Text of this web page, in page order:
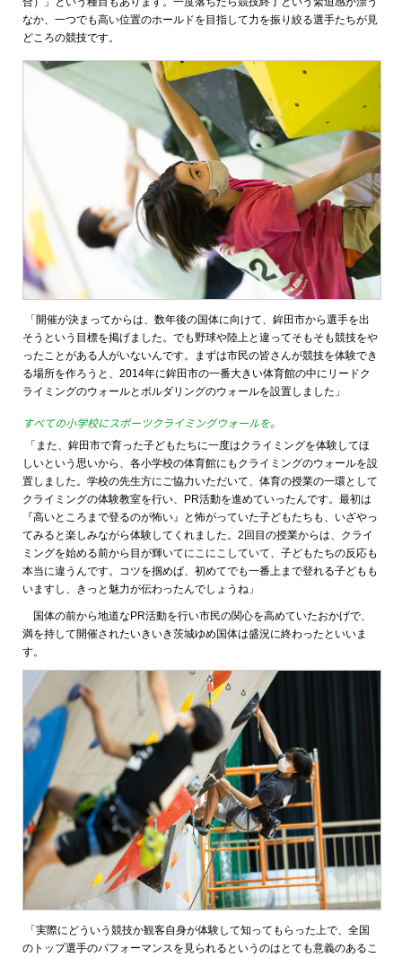
なか、一つでも高い位置のホールドを目指して力を振り絞る選手たちが見
どころの競技です。
「開催が決まってからは、数年後の国体に向けて、鉾田市から選手を出
そうという目標を掲げました。でも野球や陸上と違ってそもそも競技をや
ったことがある人がいないんです。まずは市民の皆さんが競技を体験でき
る場所を作ろうと、2014年に鉾田市の一番大きい体育館の中にリードク
ライミングのウォールとボルダリングのウォールを設置しました」
すべての小学校にスポーツクライミングウォールを。
「また、鉾田市で育った子どもたちに一度はクライミングを体験してほ
しいという思いから、各小学校の体育館にもクライミングのウォールを設
置しました。学校の先生方にご協力いただいて、体育の授業の一環として
クライミングの体験教室を行い、PR活動を進めていったんです。最初は
『高いところまで登るのが怖い』と怖がっていた子どもたちも、いざやっ
てみると楽しみながら体験してくれました。2回目の授業からは、クライ
ミングを始める前から目が輝いてにこにこしていて、子どもたちの反応も
本当に違うんです。コツを掴めば、初めてでも一番上まで登れる子どもも
いますし、きっと魅力が伝わったんでしょうね」
国体の前から地道なPR活動を行い市民の関心を高めていたおかげで、
満を持して開催されたいきいき茨城ゆめ国体は盛況に終わったといいま
す。
「実際にどういう競技か観客自身が体験して知ってもらった上で、全国
のトップ選手のパフォーマンスを見られるというのはとても意義のあるこ